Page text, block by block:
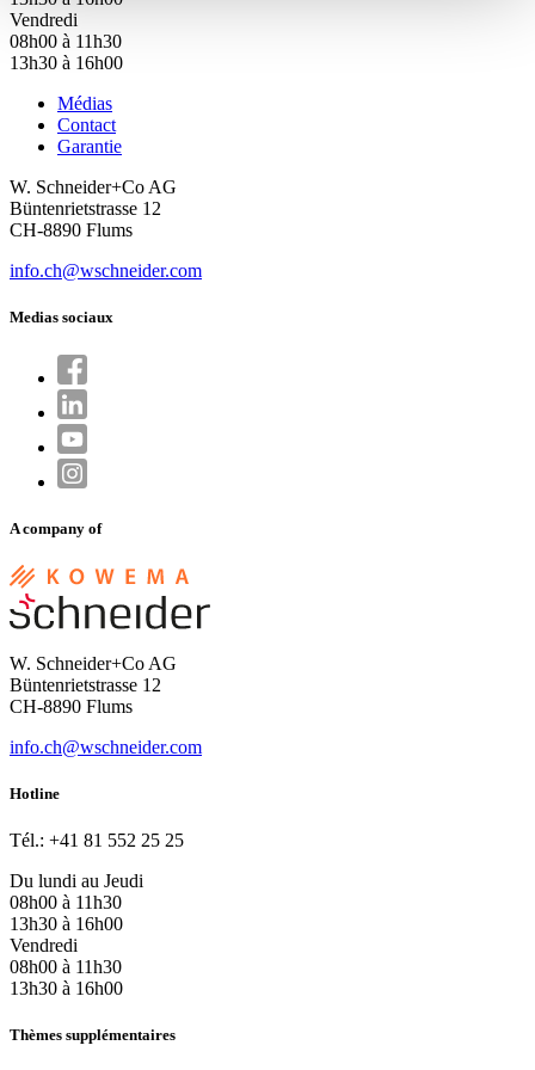
Vendredi
08h00 à 11h30
13h30 à 16h00
Médias
Contact
Garantie
W. Schneider+Co AG
Büntenrietstrasse 12
CH-8890 Flums
info.ch@wschneider.com
Medias sociaux
A company of
W. Schneider+Co AG
Büntenrietstrasse 12
CH-8890 Flums
info.ch@wschneider.com
Hotline
Tél.: +41 81 552 25 25
Du lundi au Jeudi
08h00 à 11h30
13h30 à 16h00
Vendredi
08h00 à 11h30
13h30 à 16h00
Thèmes supplémentaires